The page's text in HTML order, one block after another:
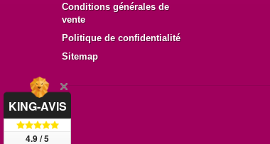
Conditions générales de
vente
Politique de confidentialité
Sitemap
KING-AVIS
4.9 / 5